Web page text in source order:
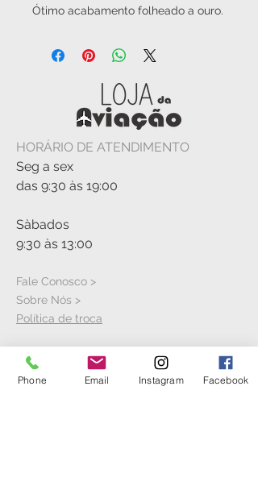
Ótimo acabamento folheado a ouro.
HORÁRIO DE ATENDIMENTO
Seg a sex
das 9:30 às 19:00
Sàbados
9:30 às 13:00
Fale Conosco >
Sobre Nós >
Política de troca
VISITE A LOJA
Phone Email Instagram Facebook